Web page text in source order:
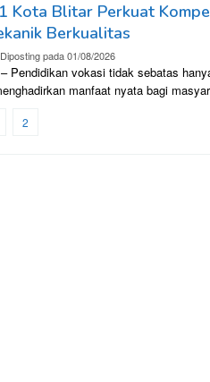
Kota Blitar Perkuat
Berkualitas
Diposting pada01/08/2026
Pendidikan vokasi tidak sebatas
manfaat nyata bagi
2